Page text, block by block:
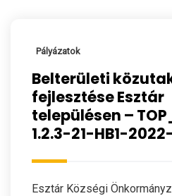
Pályázatok
Belterületi
fejlesztése Esztár
településen –
1.2.3-21-HB1-
Esztár Községi